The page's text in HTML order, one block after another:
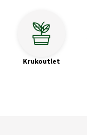
Krukoutlet